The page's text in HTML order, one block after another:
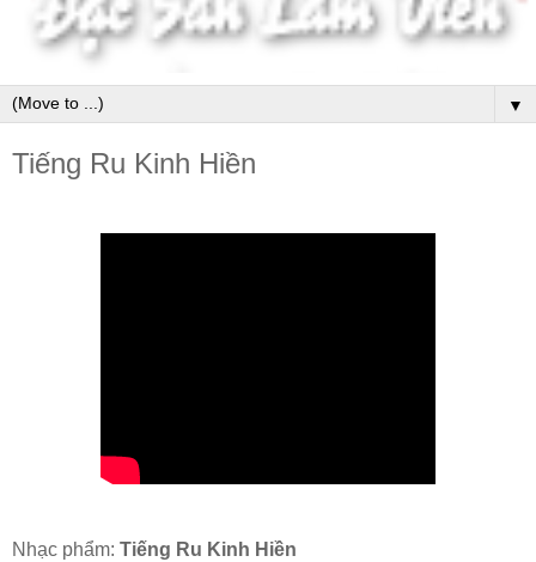
▼
Tiếng Ru Kinh Hiền
Nhạc phẩm: Tiếng Ru Kinh Hiền